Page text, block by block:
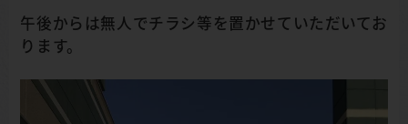
午後からは無人でチラシ等を置かせていただいてお
ります。